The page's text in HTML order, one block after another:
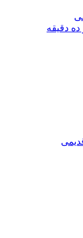
ده دقیقه